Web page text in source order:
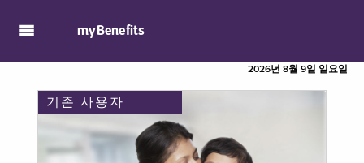
myBenefits
2026년 8월 9일 일요일
기존 사용자